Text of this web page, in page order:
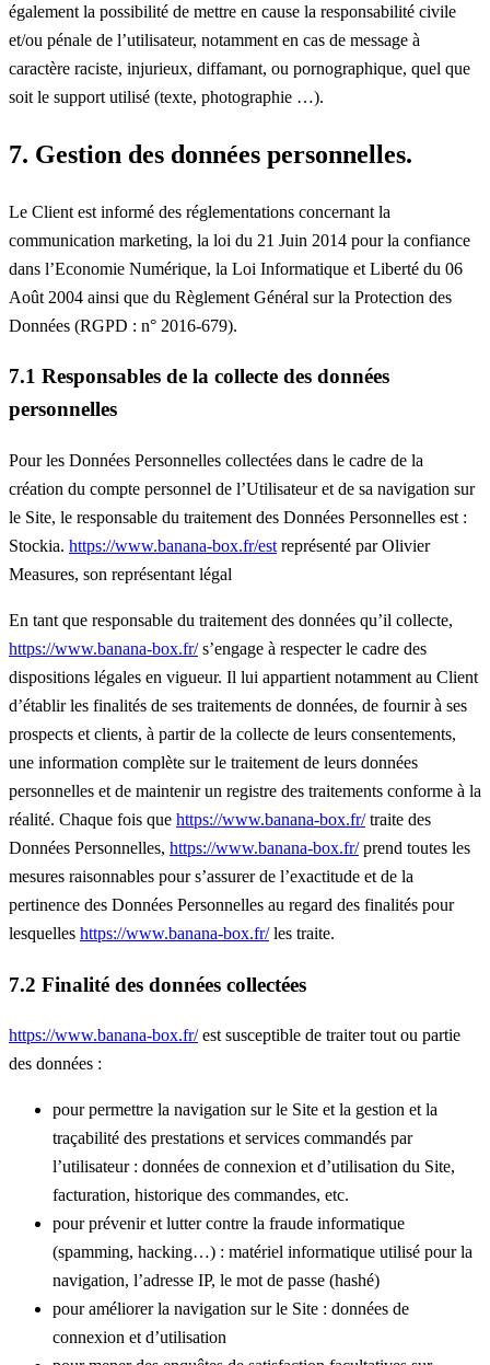
également la possibilité de mettre en cause la responsabilité civile
et/ou pénale de l’utilisateur, notamment en cas de message à
caractère raciste, injurieux, diffamant, ou pornographique, quel que
soit le support utilisé (texte, photographie …).
7. Gestion des données personnelles.
Le Client est informé des réglementations concernant la
communication marketing, la loi du 21 Juin 2014 pour la confiance
dans l’Economie Numérique, la Loi Informatique et Liberté du 06
Août 2004 ainsi que du Règlement Général sur la Protection des
Données (RGPD : n° 2016-679).
7.1 Responsables de la collecte des données
personnelles
Pour les Données Personnelles collectées dans le cadre de la
création du compte personnel de l’Utilisateur et de sa navigation sur
le Site, le responsable du traitement des Données Personnelles est :
Stockia. https://www.banana-box.fr/est représenté par Olivier
Measures, son représentant légal
En tant que responsable du traitement des données qu’il collecte,
https://www.banana-box.fr/s’engage à respecter le cadre des
dispositions légales en vigueur. Il lui appartient notamment au Client
d’établir les finalités de ses traitements de données, de fournir à ses
prospects et clients, à partir de la collecte de leurs consentements,
une information complète sur le traitement de leurs données
personnelles et de maintenir un registre des traitements conforme à la
réalité. Chaque fois que https://www.banana-box.fr/traite des
Données Personnelles, https://www.banana-box.fr/prend toutes les
mesures raisonnables pour s’assurer de l’exactitude et de la
pertinence des Données Personnelles au regard des finalités pour
lesquelles https://www.banana-box.fr/les traite.
7.2 Finalité des données collectées
https://www.banana-box.fr/est susceptible de traiter tout ou partie
des données :
pour permettre la navigation sur le Site et la gestion et la
traçabilité des prestations et services commandés par
l’utilisateur : données de connexion et d’utilisation du Site,
facturation, historique des commandes, etc.
pour prévenir et lutter contre la fraude informatique
(spamming, hacking…) : matériel informatique utilisé pour la
navigation, l’adresse IP, le mot de passe (hashé)
pour améliorer la navigation sur le Site : données de
connexion et d’utilisation